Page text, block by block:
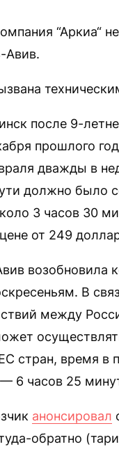
“Аркиа“
Авив.
после 9-
прошлого
дважды в
должно было
3 часов 30
от 249
возобновила
В
между
стран, время в
6 часов 25
анонсировал
обратно